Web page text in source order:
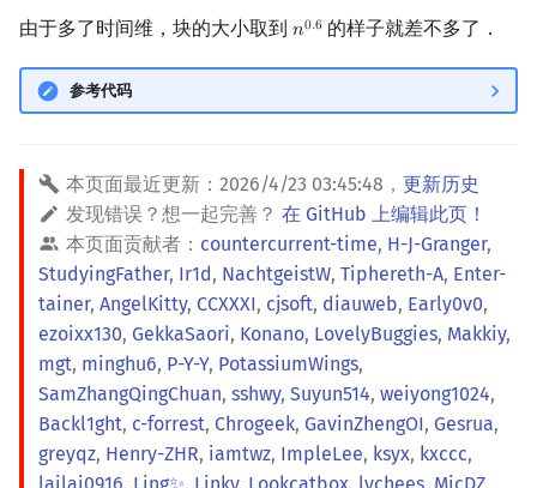
由于多了时间维，块的大小取到 𝑛0.6
n0.6的样子就差不多了．
参考代码
本页面最近更新： 2026/4/23 03:45:48 ， 更新历史
发现错误？想一起完善？ 在 GitHub 上编辑此页！
本页面贡献者： countercurrent-time, H-J-Granger,
StudyingFather, Ir1d , NachtgeistW, Tiphereth-A, Enter-
tainer, AngelKitty, CCXXXI, cjsoft, diauweb, Early0v0,
ezoixx130, GekkaSaori, Konano, LovelyBuggies, Makkiy,
mgt, minghu6, P-Y-Y, PotassiumWings,
SamZhangQingChuan, sshwy, Suyun514, weiyong1024,
Backl1ght, c-forrest, Chrogeek, GavinZhengOI, Gesrua,
greyqz, Henry-ZHR, iamtwz, ImpleLee, ksyx, kxccc,